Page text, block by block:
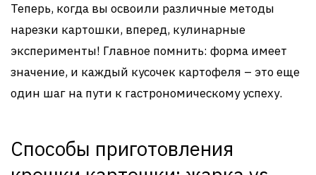
Теперь, когда вы освоили различные методы
нарезки картошки, вперед, кулинарные
эксперименты! Главное помнить: форма имеет
значение, и каждый кусочек картофеля – это еще
один шаг на пути к гастрономическому успеху.
Способы приготовления